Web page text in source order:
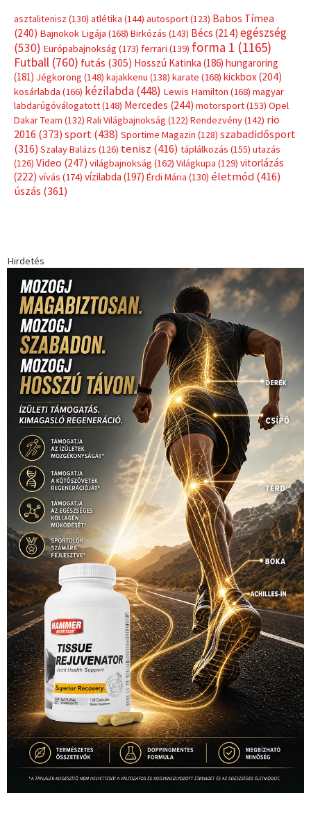
asztalitenisz (130) atlétika (144) autosport(123) Babos Tímea
(240) Bajnokok Ligája (168) Birkózás (143) Bécs (214) egészség
(530) Európabajnokság (173) ferrari (139) forma 1 (1165)
Futball (760) futás (305) Hosszú Katinka (186) hungaroring
(181) Jégkorong (148) kajakkenu (138) karate (168) kickbox(204)
kosárlabda (166) kézilabda(448) Lewis Hamilton (168) magyar
labdarúgóválogatott(148) Mercedes (244) motorsport(153) Opel
Dakar Team (132) Rali Világbajnokság (122) Rendezvény(142) rio
2016 (373) sport(438) Sportime Magazin (128) szabadidősport
(316) Szalay Balázs (126) tenisz (416) táplálkozás (155) utazás
(126) Video (247) világbajnokság (162) Világkupa (129) vitorlázás
(222) vívás (174) vízilabda (197) Érdi Mária (130) életmód(416)
úszás (361)
Hirdetés